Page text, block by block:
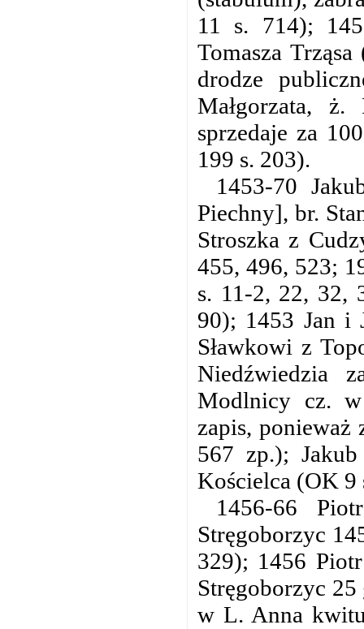
11 s. 714);
Tomasza
drodze
Małgorzata,
sprzedaje za
199 s. 203).
1453-70
Piechny], br.
Stroszka z
455, 496, 523;
s. 11-2, 22, 32,
90); 1453 Jan i
Sławkowi z
Niedźwiedzia
Modlnicy cz. w
zapis, ponieważ
567 zp.);
Kościelca (OK 9
1456-66
Stręgoborzyc
329); 1456
Stręgoborzyc
w L. Anna